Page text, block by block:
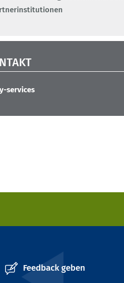
services
Feedback geben